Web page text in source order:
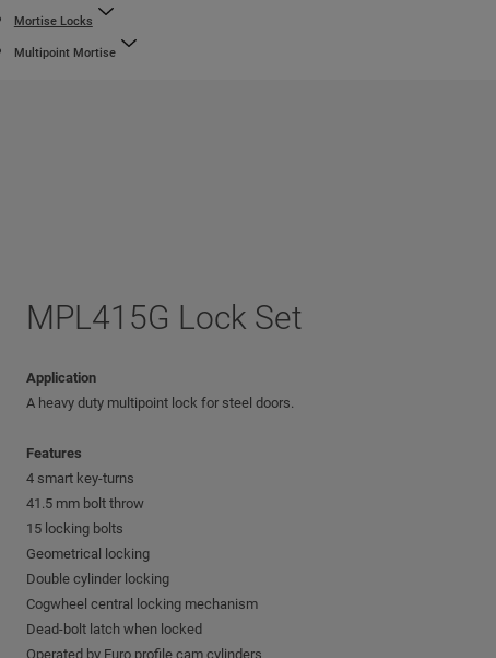
Mortise Locks
Multipoint Mortise
MPL415G Lock Set
Application
A heavy duty multipoint lock for steel doors.
Features
4 smart key-turns
41.5 mm bolt throw
15 locking bolts
Geometrical locking
Double cylinder locking
Cogwheel central locking mechanism
Dead-bolt latch when locked
Operated by Euro profile cam cylinders